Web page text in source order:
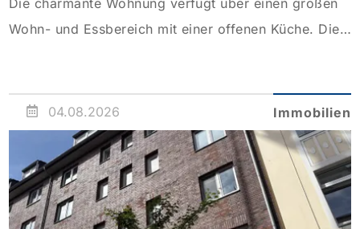
Die charmante Wohnung verfügt über einen großen
Wohn- und Essbereich mit einer offenen Küche. Die
Nebenraum, der sich als Ankleide eignet. Das
Wannenbad mit großem Spiegel ist hell und modern
gefliest. Der Balkon befindet sich in Süd/West Lage.
Ein separater Kellerraum […]
04.08.2026 Immobilien